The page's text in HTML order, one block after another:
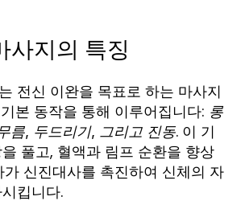
사지의 특징
전신 이완을 목표로 하는 마사지
본 동작을 통해 이루어집니다: 롱
름, 두드리기, 그리고 진동. 이 기
풀고, 혈액과 림프 순환을 향상
신진대사를 촉진하여 신체의 자
킵니다.